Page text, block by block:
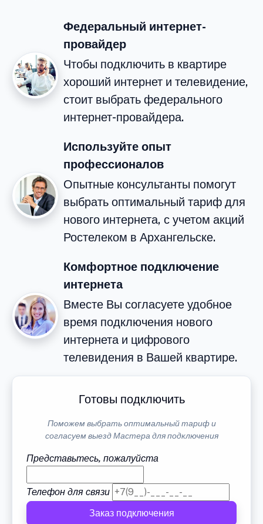
Федеральный интернет-
провайдер
Чтобы подключить в квартире
хороший интернет и телевидение,
стоит выбрать федерального
интернет-провайдера.
Используйте опыт
профессионалов
Опытные консультанты помогут
выбрать оптимальный тариф для
нового интернета, с учетом акций
Ростелеком в Архангельске.
Комфортное подключение
интернета
Вместе Вы согласуете удобное
время подключения нового
интернета и цифрового
телевидения в Вашей квартире.
Готовы подключить
Поможем выбрать оптимальный тариф и
согласуем выезд Мастера для подключения
Представьтесь, пожалуйста
Телефон для связи
Заказ подключения